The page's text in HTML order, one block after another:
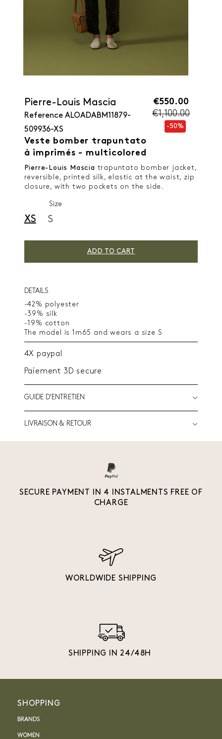
Pierre-Louis Mascia
Reference ALOADABM11879-
509936-XS
Veste bomber trapuntato
à imprimés - multicolored
€550.00
€1,100.00
-50%
Pierre-Louis Mascia trapuntato bomber jacket,
reversible, printed silk, elastic at the waist, zip
closure, with two pockets on the side.
Size
XS S
ADD TO CART
DETAILS
-42% polyester
-39% silk
-19% cotton
The model is 1m65 and wears a size S
4X paypal
Paiement 3D secure
GUIDE D'ENTRETIEN
LIVRAISON & RETOUR
SECURE PAYMENT IN 4 INSTALMENTS FREE OF
CHARGE
WORLDWIDE SHIPPING
SHIPPING IN 24/48H
SHOPPING
BRANDS
WOMEN